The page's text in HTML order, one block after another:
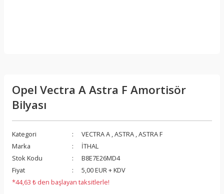
Opel Vectra A Astra F Amortisör
Bilyası
Kategori VECTRA A ,ASTRA ,ASTRA F
Marka
İTHAL
Stok Kodu
B8E7E26MD4
Fiyat
5,00 EUR + KDV
*44,63 ₺ den başlayan taksitlerle!